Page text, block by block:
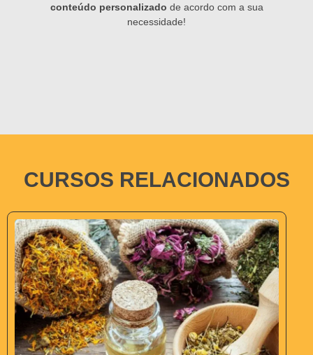
conteúdo personalizado de acordo com a sua
necessidade!
CURSOS RELACIONADOS